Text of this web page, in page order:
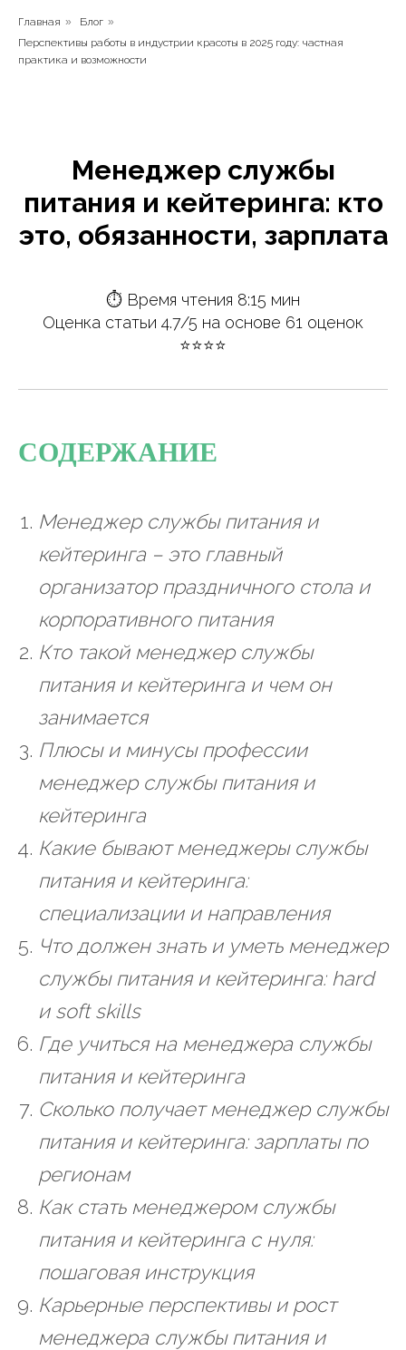
Главная » Блог »
Перспективы работы в индустрии красоты в 2025 году: частная
практика и возможности
Менеджер службы
питания и кейтеринга: кто
это, обязанности, зарплата
⏱ Время чтения 8:15 мин
Оценка статьи 4.7/5 на основе 61 оценок
⭐️⭐️⭐️⭐️
СОДЕРЖАНИЕ
Менеджер службы питания и
кейтеринга – это главный
организатор праздничного стола и
корпоративного питания
Кто такой менеджер службы
питания и кейтеринга и чем он
занимается
Плюсы и минусы профессии
менеджер службы питания и
кейтеринга
Какие бывают менеджеры службы
питания и кейтеринга:
специализации и направления
Что должен знать и уметь менеджер
службы питания и кейтеринга: hard
и soft skills
Где учиться на менеджера службы
питания и кейтеринга
Сколько получает менеджер службы
питания и кейтеринга: зарплаты по
регионам
Как стать менеджером службы
питания и кейтеринга с нуля:
пошаговая инструкция
Карьерные перспективы и рост
менеджера службы питания и